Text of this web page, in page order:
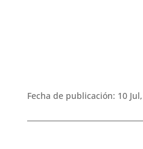
Fecha de publicación: 10